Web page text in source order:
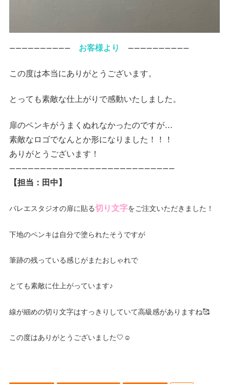
ーーーーーーーーーー お客様より ーーーーーーーーーー
この度は本当にありがとうございます。
とっても素敵な仕上がりで感動いたしました。
扉のペンキがうまくぬれなかったのですが…
素敵なロゴでなんとか形になりました！！！
ありがとうございます！
ーーーーーーーーーーーーーーーーーーーーーーーーーーー
【担当：田中】
バレエスタジオの扉に貼る切り文字をご注文いただきました！
下地のペンキは自分で塗られたそうですが
筆跡の残っている感じがまたおしゃれで
とても素敵に仕上がっています♪
線が細めの切り文字はすっきりしていて高級感がありますね🥰
この度はありがとうございました🤍☺